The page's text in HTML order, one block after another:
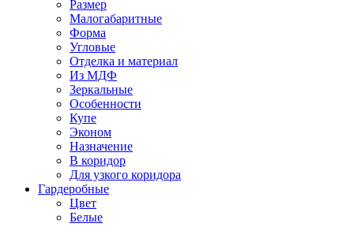
Размер
Малогабаритные
Форма
Угловые
Отделка и материал
Из МДФ
Зеркальные
Особенности
Купе
Эконом
Назначение
В коридор
Для узкого коридора
Гардеробные
Цвет
Белые